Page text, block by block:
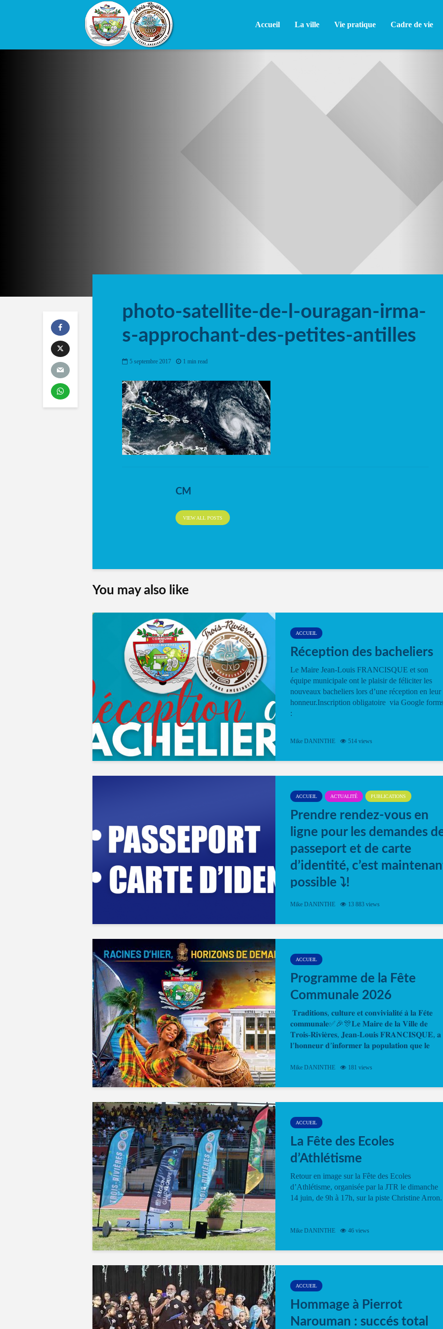
Accueil La ville Vie pratique Cadre de vie
photo-satellite-de-l-ouragan-irma-
s-approchant-des-petites-antilles
5 septembre 2017 1 min read
CM
VIEW ALL POSTS
You may also like
ACCUEIL
Réception des bacheliers
Le Maire Jean-Louis FRANCISQUE et son
équipe municipale ont le plaisir de féliciter les
nouveaux bacheliers lors d’une réception en leur
honneur.Inscription obligatoire via Google
:
Mike DANINTHE 514 views
ACCUEIL ACTUALITÉ PUBLICATIONS
Prendre rendez-vous en
ligne pour les demandes
passeport et de carte
d’identité, c’est
possible ⤵️!
Désormais, il est possible de prendre rendez-vous
Mike DANINTHE 13 883 views
ACCUEIL
Programme de la Fête
Communale 2026
𝐓𝐫𝐚𝐝𝐢𝐭𝐢𝐨𝐧𝐬, 𝐜𝐮𝐥𝐭𝐮𝐫𝐞 𝐞𝐭 𝐜𝐨𝐧𝐯𝐢𝐯𝐢𝐚𝐥𝐢𝐭𝐞́ 𝐚̀ 𝐥𝐚 𝐅𝐞̂𝐭𝐞
𝐜𝐨𝐦𝐦𝐮𝐧𝐚𝐥𝐞✅🎉🎊𝐋𝐞 𝐌𝐚𝐢𝐫𝐞 𝐝𝐞 𝐥𝐚 𝐕𝐢𝐥𝐥𝐞 𝐝𝐞
𝐓𝐫𝐨𝐢𝐬-𝐑𝐢𝐯𝐢𝐞̀𝐫𝐞𝐬, 𝐉𝐞𝐚𝐧-𝐋𝐨𝐮𝐢𝐬 𝐅𝐑𝐀𝐍𝐂𝐈𝐒𝐐𝐔𝐄, 𝐚
𝐥’𝐡𝐨𝐧𝐧𝐞𝐮𝐫 𝐝’𝐢𝐧𝐟𝐨𝐫𝐦𝐞𝐫 𝐥𝐚 𝐩𝐨𝐩𝐮𝐥𝐚𝐭𝐢𝐨𝐧 𝐪𝐮𝐞 𝐥𝐞
Mike DANINTHE 181 views
ACCUEIL
La Fête des Ecoles
d’Athlétisme
Retour en image sur la Fête des Ecoles
d’Athlétisme, organisée par la JTR le dimanche
14 juin, de 9h à 17h, sur la piste Christine Arron.
Mike DANINTHE 46 views
ACCUEIL
Hommage à Pierrot
Narouman : succés total